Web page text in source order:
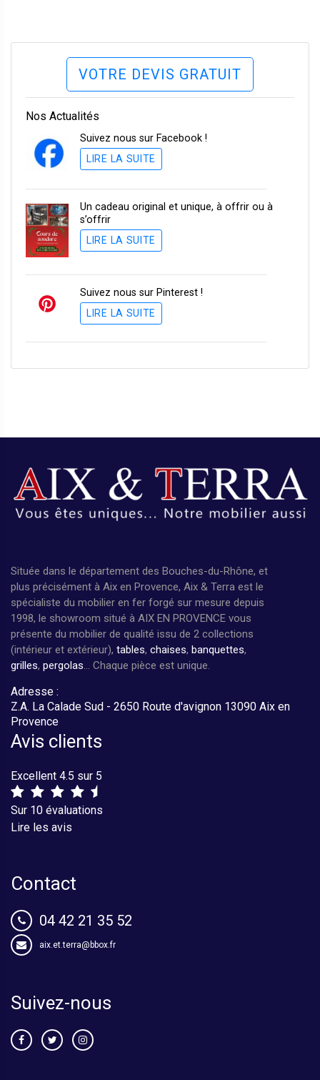
VOTRE DEVIS GRATUIT
Nos Actualités
Suivez nous sur Facebook !
LIRE LA SUITE
Un cadeau original et unique, à offrir ou à
s’offrir
LIRE LA SUITE
Suivez nous sur Pinterest !
LIRE LA SUITE
Située dans le département des Bouches-du-Rhône, et
plus précisément à Aix en Provence, Aix & Terra est le
spécialiste du mobilier en fer forgé sur mesure depuis
1998, le showroom situé à AIX EN PROVENCE vous
présente du mobilier de qualité issu de 2 collections
(intérieur et extérieur), tables, chaises, banquettes,
grilles, pergolas... Chaque pièce est unique.
Adresse :
Z.A. La Calade Sud - 2650 Route d'avignon 13090 Aix en
Provence
Avis clients
Excellent 4.5 sur 5
Sur 10 évaluations
Lire les avis
Contact
04 42 21 35 52
aix.et.terra@bbox.fr
Suivez-nous